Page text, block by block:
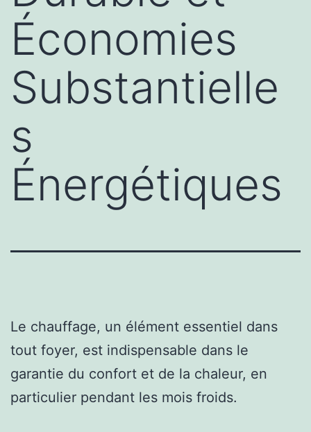
Économies
Substantielle
s
Énergétiques
Le chauffage, un élément essentiel dans
tout foyer, est indispensable dans le
garantie du confort et de la chaleur, en
particulier pendant les mois froids.